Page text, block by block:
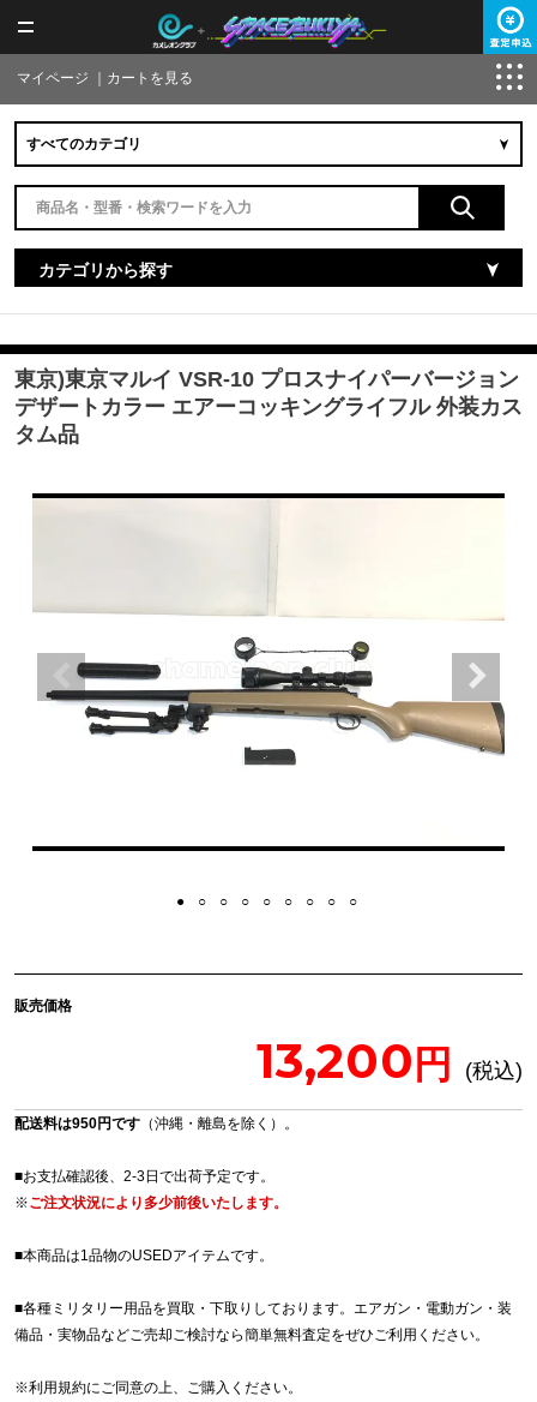
マイページ カートを見る
カテゴリから探す
東京)東京マルイ VSR-10 プロスナイパーバージョン
デザートカラー エアーコッキングライフル 外装カス
タム品
販売価格
13,200
配送料は950円です （沖縄・離島を除く）。
■お支払確認後、2-3日で出荷予定です。
※ご注文状況により多少前後いたします。
■本商品は1品物のUSEDアイテムです。
■各種ミリタリー用品を買取・下取りしております。エアガン・電動ガン・装
備品・実物品などご売却ご検討なら簡単無料査定をぜひご利用ください。
※利用規約にご同意の上、ご購入ください。